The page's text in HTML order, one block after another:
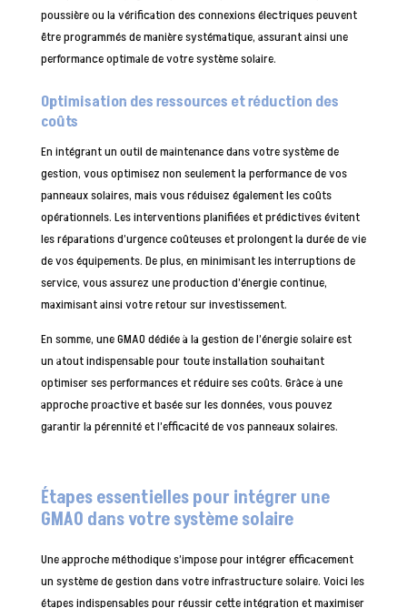
poussière ou la vérification des connexions électriques peuvent
être programmés de manière systématique, assurant ainsi une
performance optimale de votre système solaire.
Optimisation des ressources et réduction des
coûts
En intégrant un outil de maintenance dans votre système de
gestion, vous optimisez non seulement la performance de vos
panneaux solaires, mais vous réduisez également les coûts
opérationnels. Les interventions planifiées et prédictives évitent
les réparations d’urgence coûteuses et prolongent la durée de vie
de vos équipements. De plus, en minimisant les interruptions de
service, vous assurez une production d’énergie continue,
maximisant ainsi votre retour sur investissement.
En somme, une GMAO dédiée à la gestion de l’énergie solaire est
un atout indispensable pour toute installation souhaitant
optimiser ses performances et réduire ses coûts. Grâce à une
approche proactive et basée sur les données, vous pouvez
garantir la pérennité et l’efficacité de vos panneaux solaires.
Étapes essentielles pour intégrer une
GMAO dans votre système solaire
Une approche méthodique s’impose pour intégrer efficacement
un système de gestion dans votre infrastructure solaire. Voici les
étapes indispensables pour réussir cette intégration et maximiser